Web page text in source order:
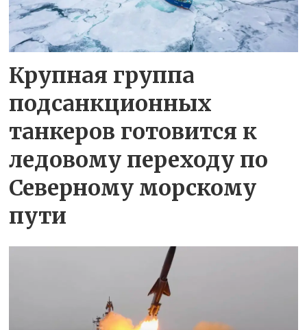
Крупная группа
подсанкционных
танкеров готовится к
ледовому переходу по
Северному морскому
пути